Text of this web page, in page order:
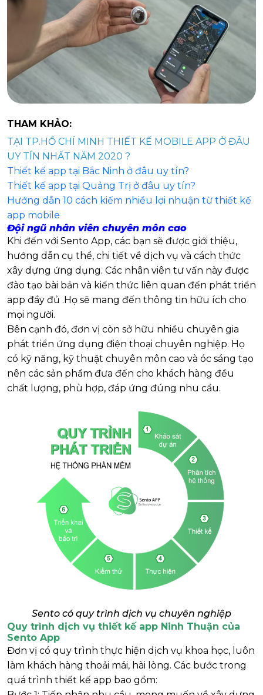
THAM KHẢO:
TẠI TP.HỒ CHÍ MINH THIẾT KẾ MOBILE APP Ở ĐÂU
UY TÍN NHẤT NĂM 2020 ?
Thiết kế app tại Bắc Ninh ở đâu uy tín?
Thiết kế app tại Quảng Trị ở đâu uy tín?
Hướng dẫn 10 cách kiếm nhiều lợi nhuận từ thiết kế
app mobile
Đội ngũ nhân viên chuyên môn cao
Khi đến với Sento App, các bạn sẽ được giới thiệu,
hướng dẫn cụ thể, chi tiết về dịch vụ và cách thức
xây dựng ứng dụng. Các nhân viên tư vấn này được
đào tạo bài bản và kiến thức liên quan đến phát triển
app đầy đủ .Họ sẽ mang đến thông tin hữu ích cho
mọi người.
Bên cạnh đó, đơn vị còn sở hữu nhiều chuyên gia
phát triển ứng dụng điện thoại chuyên nghiệp. Họ
có kỹ năng, kỹ thuật chuyên môn cao và óc sáng tạo
nên các sản phẩm đưa đến cho khách hàng đều
chất lượng, phù hợp, đáp ứng đúng nhu cầu.
Sento có quy trình dịch vụ chuyên nghiệp
Quy trình dịch vụ thiết kế app Ninh Thuận của
Sento App
Đơn vị có quy trình thực hiện dịch vụ khoa học, luôn
làm khách hàng thoải mái, hài lòng. Các bước trong
quá trình thiết kế app bao gồm: